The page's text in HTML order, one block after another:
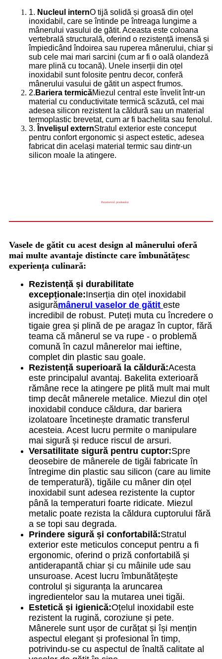
1. Nucleul internO tijă solidă și groasă din oțel
inoxidabil, care se întinde pe întreaga lungime a
mânerului vasului de gătit. Aceasta este coloana
vertebrală structurală, oferind o rezistență imensă și
împiedicând îndoirea sau ruperea mânerului, chiar și
sub cele mai mari sarcini (cum ar fi o oală olandeză
mare plină cu tocană). Unele inserții din oțel
inoxidabil sunt folosite pentru decor, conferă
mânerului vasului de gătit un aspect frumos.
2. Bariera termicăMiezul central este învelit într-un
material cu conductivitate termică scăzută, cel mai
adesea silicon rezistent la căldură sau un material
termoplastic brevetat, cum ar fi bachelita sau fenolul.
3. Învelișul externStratul exterior este conceput
pentru confort ergonomic și aspect estetic, adesea
fabricat din același material termic sau dintr-un
silicon moale la atingere.
Parametrul produsului
Vasele de gătit cu acest design al mânerului oferă
mai multe avantaje distincte care îmbunătățesc
experiența culinară:
Rezistență și durabilitate
excepționale:Inserția din oțel inoxidabil
asigurămânerul vaselor de gătit este
incredibil de robust. Puteți muta cu încredere o
tigaie grea și plină de pe aragaz în cuptor, fără
teama că mânerul se va rupe - o problemă
comună în cazul mânerelor mai ieftine,
complet din plastic sau goale.
Rezistență superioară la căldură:Acesta
este principalul avantaj. Bakelita exterioară
rămâne rece la atingere pe plită mult mai mult
timp decât mânerele metalice. Miezul din oțel
inoxidabil conduce căldura, dar bariera
izolatoare încetinește dramatic transferul
acesteia. Acest lucru permite o manipulare
mai sigură și reduce riscul de arsuri.
Versatilitate sigură pentru cuptor:Spre
deosebire de mânerele de tigăi fabricate în
întregime din plastic sau silicon (care au limite
de temperatură), tigăile cu mâner din oțel
inoxidabil sunt adesea rezistente la cuptor
până la temperaturi foarte ridicate. Miezul
metalic poate rezista la căldura cuptorului fără
a se topi sau degrada.
Prindere sigură și confortabilă:Stratul
exterior este meticulos conceput pentru a fi
ergonomic, oferind o priză confortabilă și
antiderapantă chiar și cu mâinile ude sau
unsuroase. Acest lucru îmbunătățește
controlul și siguranța la aruncarea
ingredientelor sau la mutarea unei tigăi.
Estetică și igienică:Oțelul inoxidabil este
rezistent la rugină, coroziune și pete.
Mânerele sunt ușor de curățat și își mențin
aspectul elegant și profesional în timp,
potrivindu-se cu aspectul de înaltă calitate al